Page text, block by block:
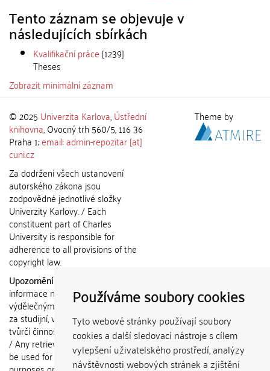
Používáme soubory cookies
Tyto webové stránky používají soubory
cookies a další sledovací nástroje s cílem
vylepšení uživatelského prostředí, analýzy
návštěvnosti webových stránek a zjištění
Tento záznam se objevuje v
následujících sbírkách
Kvalifikační práce [1239]
Theses
Zobrazit minimální záznam
© 2025 Univerzita Karlova,Ústřední
knihovna, Ovocný trh 560/5, 116 36
Praha 1;email: admin-repozitar [at]
cuni.cz
Za dodržení všech ustanovení
autorského zákona jsou
zodpovědné jednotlivé složky
Univerzity Karlovy. / Each
constituent part of Charles
University is responsible for
adherence to all provisions of the
copyright law.
Upozornění / Notice:
informace nemohou být použity k
výdělečným účelům nebo vydávány
za studijní, vědeckou nebo jinou
tvůrčí činnost jiné osoby než autora.
/ Any retrieved information shall not
be used for any commercial
Theme by